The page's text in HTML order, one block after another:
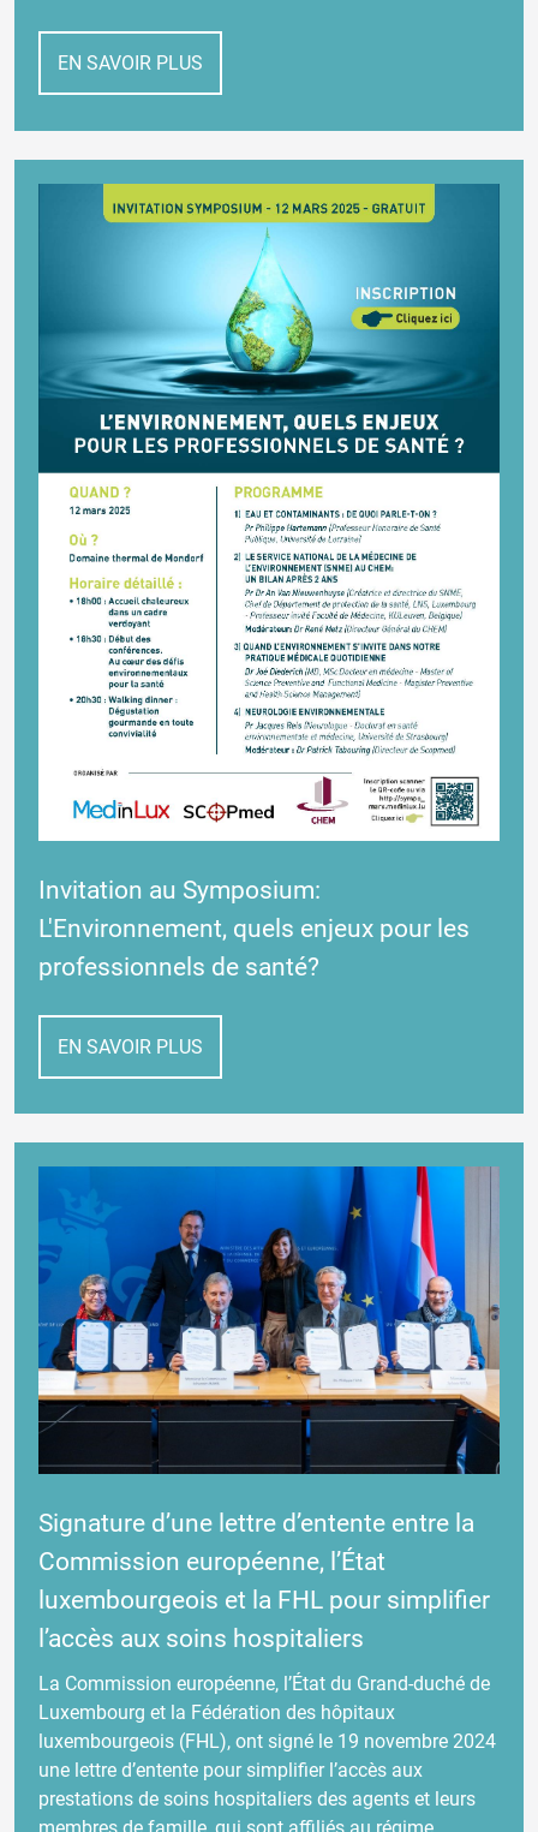
EN SAVOIR PLUS
Invitation au Symposium:
L'Environnement, quels enjeux pour les
professionnels de santé?
EN SAVOIR PLUS
Signature d’une lettre d’entente entre la
Commission européenne, l’État
luxembourgeois et la FHL pour simplifier
l’accès aux soins hospitaliers
La Commission européenne, l’État du Grand-duché de
Luxembourg et la Fédération des hôpitaux
luxembourgeois (FHL), ont signé le 19 novembre 2024
une lettre d’entente pour simplifier l’accès aux
prestations de soins hospitaliers des agents et leurs
membres de famille, qui sont affiliés au régime